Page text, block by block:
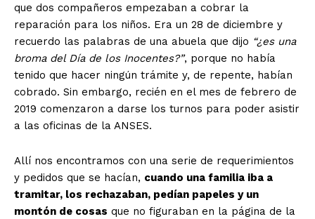
que dos compañeros empezaban a cobrar la
reparación para los niños. Era un 28 de diciembre y
recuerdo las palabras de una abuela que dijo “¿es una
broma del Día de los Inocentes?”, porque no había
tenido que hacer ningún trámite y, de repente, habían
cobrado. Sin embargo, recién en el mes de febrero de
2019 comenzaron a darse los turnos para poder asistir
a las oficinas de la ANSES.
Allí nos encontramos con una serie de requerimientos
y pedidos que se hacían, cuando una familia iba a
tramitar, los rechazaban, pedían papeles y un
montón de cosas que no figuraban en la página de la